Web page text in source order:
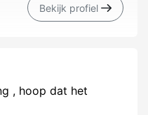
Bekijk profiel
, hoop dat het